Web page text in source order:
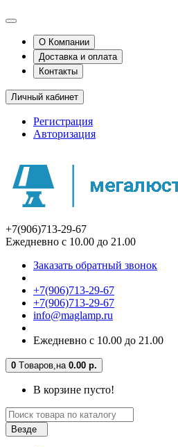
О Компании
Доставка и оплата
Контакты
Личный кабинет
Регистрация
Авторизация
+7(906)713-29-67
Ежедневно с 10.00 до 21.00
Заказать обратный звонок
+7(906)713-29-67
+7(906)713-29-67
info@maglamp.ru
Ежедневно с 10.00 до 21.00
0 Tоваров,на 0.00 р.
В корзине пусто!
Везде